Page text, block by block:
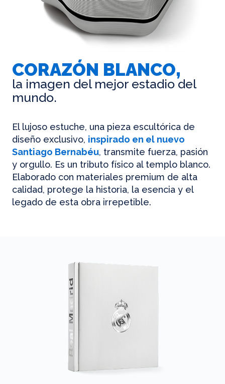
CORAZÓN BLANCO,
la imagen del mejor estadio del
mundo.
El lujoso estuche, una pieza escultórica de
diseño exclusivo, inspirado en el nuevo
Santiago Bernabéu, transmite fuerza, pasión
y orgullo. Es un tributo físico al templo blanco.
Elaborado con materiales premium de alta
calidad, protege la historia, la esencia y el
legado de esta obra irrepetible.